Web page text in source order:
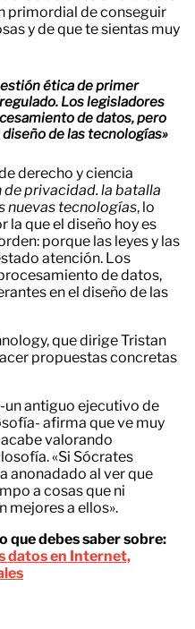
primordial de conseguir
y de que te sientas muy
ética de primer
Los legisladores
de datos, pero
de las tecnologías»
derecho y ciencia
de privacidad. la batalla
nuevas tecnologías, lo
la que el diseño hoy es
porque las leyes y las
atención. Los
de datos,
en el diseño de las
que dirige Tristan
propuestas concretas
antiguo ejecutivo de
afirma que ve muy
valorando
«Si Sócrates
anonadado al ver que
a cosas que ni
mejores a ellos».
que debes saber sobre:
datos en Internet,